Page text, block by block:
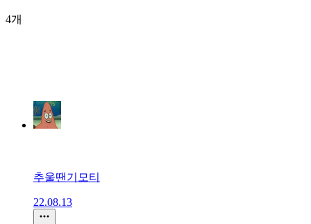
4개
추울땐기모티
22.08.13